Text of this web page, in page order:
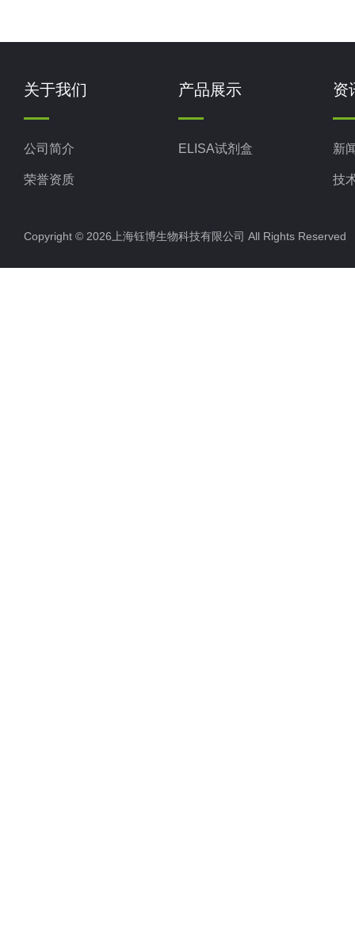
关于我们
公司简介
荣誉资质
产品展示
ELISA试剂盒
资
新
技
Copyright © 2026上海钰博生物科技有限公司 All Rights